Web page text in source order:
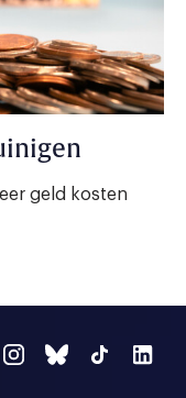
geld kosten